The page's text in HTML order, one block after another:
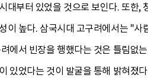
대부터 있었을 것으로 보인다. 또한
이 높다. 삼국시대 고구려에서는 "
에서 빈장을 행했다는 것은 틀림없
있었다는 것이 발굴을 통해 밝혀졌